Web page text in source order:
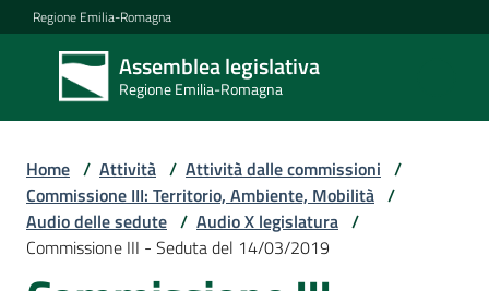
Vai al contenuto
Vai alla navigazione
Vai al footer
Regione Emilia-Romagna
Assemblea legislativa
Regione Emilia-Romagna
Assemblea
legislativa
Regione Emilia-
Assemblea
Home / Attività / Attività dalle commissioni /
Commissione III: Territorio, Ambiente, Mobilità /
Audio delle sedute / Audio X legislatura /
Commissione III - Seduta del 14/03/2019